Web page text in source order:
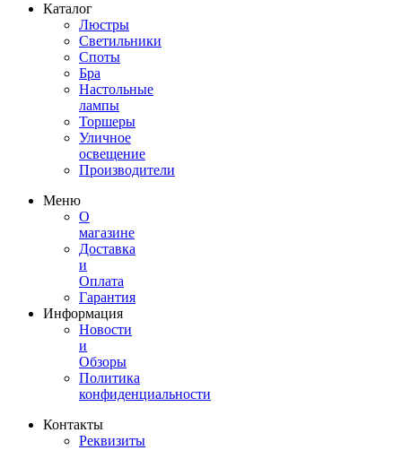
Каталог
Люстры
Светильники
Споты
Бра
Настольные
лампы
Торшеры
Уличное
освещение
Производители
Меню
О
магазине
Доставка
и
Оплата
Гарантия
Информация
Новости
и
Обзоры
Политика
конфиденциальности
Контакты
Реквизиты